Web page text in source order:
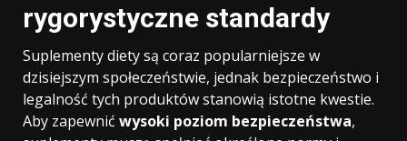
rygorystyczne standardy
Suplementy diety są coraz popularniejsze w
dzisiejszym społeczeństwie, jednak bezpieczeństwo i
legalność tych produktów stanowią istotne kwestie.
Aby zapewnić wysoki poziom bezpieczeństwa,